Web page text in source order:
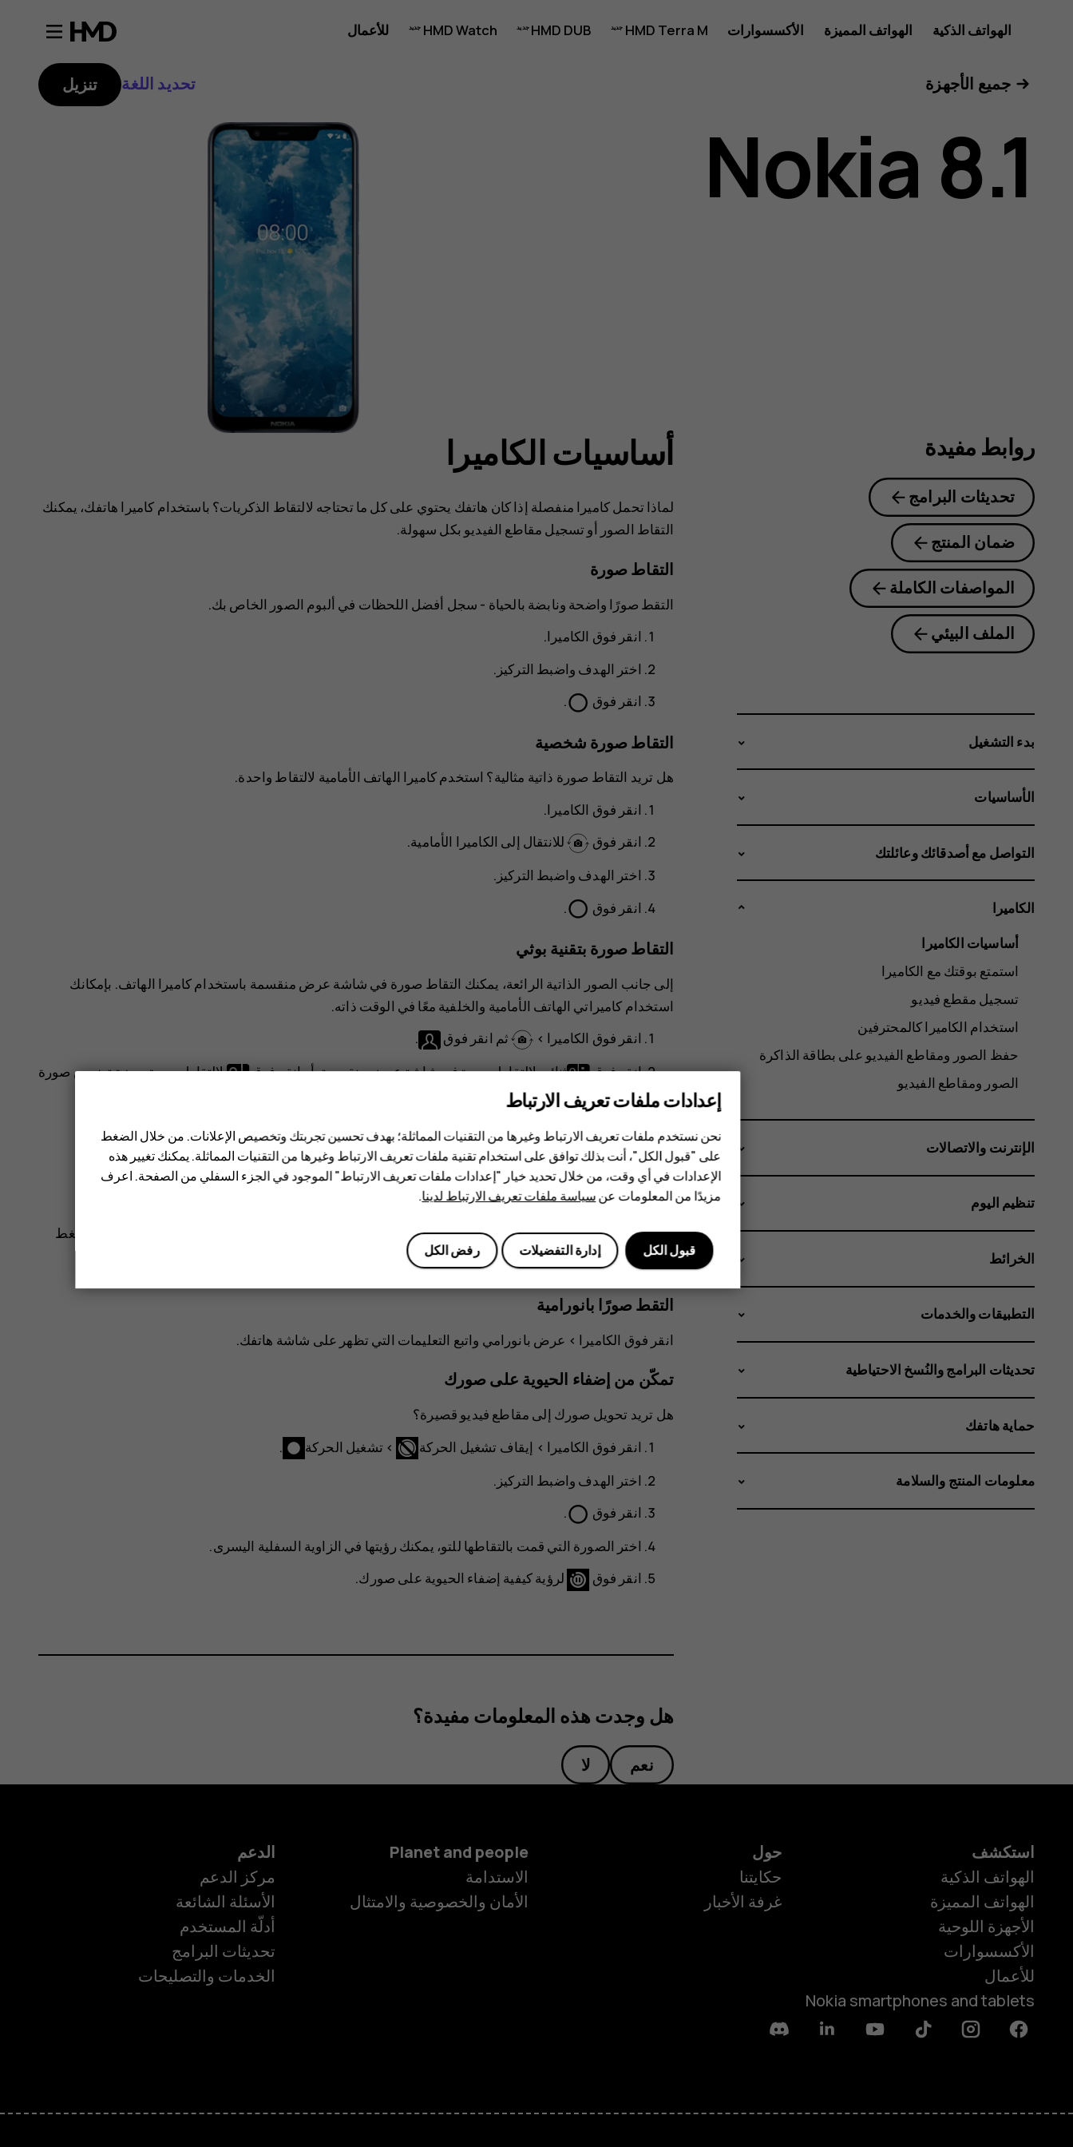
دليل
مستخدم
هاتف
الهواتف الذكية الهواتف المميزة الأكسسوارات HMD Terra M
HMD DUB
HMD Watch
للأعمال
الهواتف الذكية
HMD DUB
جميع الأجهزة تحديد اللغة تنزيل
Nokia 8.1
أساسيات الكاميرا
لماذا تحمل كاميرا منفصلة إذا كان هاتفك يحتوي على كل ما تحتاجه لالتقاط الذكريات؟ باستخدام كاميرا هاتفك، يمكنك
التقاط الصور أو تسجيل مقاطع الفيديو بكل سهولة.
التقاط صورة
التقط صورًا واضحة ونابضة بالحياة - سجل أفضل اللحظات في ألبوم الصور الخاص بك.
انقر فوق الكاميرا.
اختر الهدف واضبط التركيز.
انقر فوق panorama_fish_eye
.
التقاط صورة شخصية
هل تريد التقاط صورة ذاتية مثالية؟ استخدم كاميرا الهاتف الأمامية لالتقاط واحدة.
انقر فوق الكاميرا.
انقر فوق
للانتقال إلى الكاميرا الأمامية.
اختر الهدف واضبط التركيز.
انقر فوق panorama_fish_eye
.
التقاط صورة بتقنية بوثي
إلى جانب الصور الذاتية الرائعة، يمكنك التقاط صورة في شاشة عرض منقسمة باستخدام كاميرا الهاتف. بإمكانك
استخدام كاميراتي الهاتف الأمامية والخلفية معًا في الوقت ذاته.
انقر فوق الكاميرا > ثم انقر فوق
.
انقر فوق
ثنائيلالتقاط صورة في شاشة عرض منقسمة. أو انقر فوق
لالتقاط صورة بميزة تضمين صورة
داخل صورة.
اختر الهدف واضبط التركيز.
انقر فوقpanorama_fish_eye
.
للرجوع إلى وضع العرض بملء الشاشة، انقر فوق
تلميح:عندما تلتقط صورة داخل صورة أو تسجل مقطع صورة داخل صورة وتريد نقل الصورة الأصغر، اضغط
باستمرار عليها واسحبها لوضعها في المكان المطلوب.
التقط صورًا بانورامية
انقر فوق الكاميرا‏‎ > عرض بانورامي واتبع التعليمات التي تظهر على شاشة هاتفك.
تمكّن من إضفاء الحيوية على صورك
هل تريد تحويل صورك إلى مقاطع فيديو قصيرة؟
انقر فوق الكاميرا > إيقاف تشغيل الحركة > تشغيل الحركة
.
اختر الهدف واضبط التركيز.
انقر فوق panorama_fish_eye
.
اختر الصورة التي قمت بالتقاطها للتو، يمكنك رؤيتها في الزاوية السفلية اليسرى.
انقر فوق
لرؤية كيفية إضفاء الحيوية على صورك‬.
هل وجدت هذه المعلومات مفيدة؟
نعم لا
روابط مفيدة
تحديثات البرامج
ضمان المنتج
المواصفات الكاملة
الملف البيئي
بدء التشغيل
الأساسيات
التواصل مع أصدقائك وعائلتك
الكاميرا
أساسيات الكاميرا
استمتع بوقتك مع الكاميرا
تسجيل مقطع فيديو
استخدام الكاميرا كالمحترفين
حفظ الصور ومقاطع الفيديو على بطاقة الذاكرة
الصور ومقاطع الفيديو
الإنترنت والاتصالات
تنظيم اليوم
الخرائط
التطبيقات والخدمات
تحديثات البرامج والنُسخ الاحتياطية
حماية هاتفك
معلومات المنتج والسلامة
استكشف
الهواتف الذكية
الهواتف المميزة
الأجهزة اللوحية
الأكسسوارات
للأعمال
Nokia smartphones and tablets
حول
حكايتنا
غرفة الأخبار
Planet and people
الاستدامة
الأمان والخصوصية والامتثال
الدعم
مركز الدعم
الأسئلة الشائعة
أدلّة المستخدم
تحديثات البرامج
الخدمات والتصليحات
Facebook
Instagram
Tiktok
Youtube
Linkedin
Discord
إعدادات ملفات تعريف الارتباط
نحن نستخدم ملفات تعريف الارتباط وغيرها من التقنيات المماثلة؛ بهدف تحسين تجربتك وتخصيص الإعلانات. من خلال الضغط
على "قبول الكل"، أنت بذلك توافق على استخدام تقنية ملفات تعريف الارتباط وغيرها من التقنيات المماثلة. يمكنك تغيير هذه
الإعدادات في أي وقت، من خلال تحديد خيار "إعدادات ملفات تعريف الارتباط" الموجود في الجزء السفلي من الصفحة. اعرف
مزيدًا من المعلومات عنسياسة ملفات تعريف الارتباط لدينا.
رفض الكل إدارة التفضيلات قبول الكل